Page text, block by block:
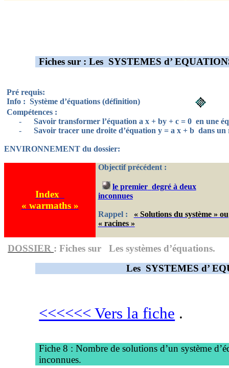
Fiches sur : Les SYSTEMESd’
Pré requis:
Info : Systèmed’équations (définition)
Compétences :
-
Savoir transformer l’équation a x + by + c = 0 en une
-
Savoir tracer une droite d’équation y = a x + b dans un
ENVIRONNEMENT du dossier:
Index
« warmaths »
Objectif précédent :
le premier degré à deux
inconnues
Rappel :
« Solutions du système » ou
« racines »
DOSSIER : Fiches sur
Les systèmes d’équations.
Les SYSTEMES d’
<<<<<< Vers la fiche .
Fiche 8 : Nombre de solutions d’un système
inconnues.